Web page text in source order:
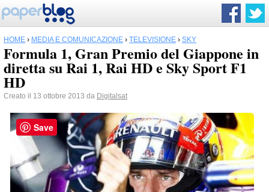
HOME › MEDIA E COMUNICAZIONE › TELEVISIONE › SKY
Formula 1, Gran Premio del Giappone in
diretta su Rai 1, Rai HD e Sky Sport F1
HD
Creato il 13 ottobre 2013 da Digitalsat
Save